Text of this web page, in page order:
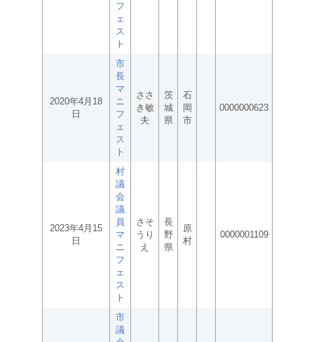
フ
ェ
ス
ト
2020年4月18
日
市
長
マ
ニ
フ
ェ
ス
ト
ささ
き敏
夫
茨
城
県
石
岡
市
0000000623
2023年4月15
日
村
議
会
議
員
マ
ニ
フ
ェ
ス
ト
さそ
うり
え
長
野
県
原
村
0000001109
市
議